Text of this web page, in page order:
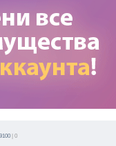
9100 | 0